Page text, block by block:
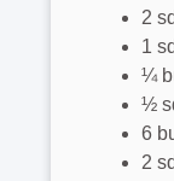
2
1
¼
½
6
2